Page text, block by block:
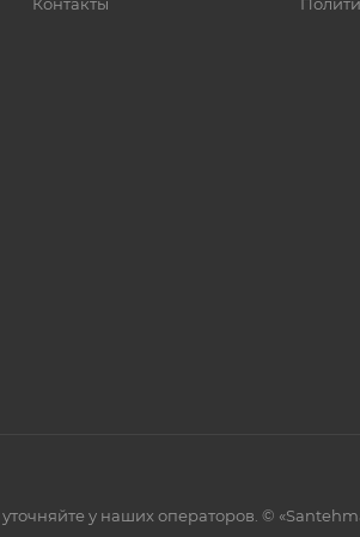
у наших операторов. ©